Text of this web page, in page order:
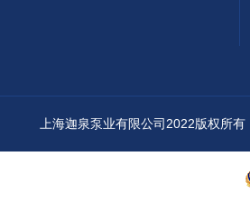
上海迦泉泵业有限公司2022版权所有